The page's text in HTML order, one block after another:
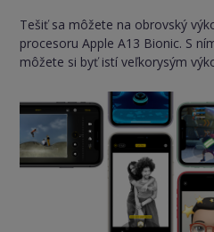
Tešiť sa môžete na obrovský
procesoru Apple A13 Bionic. S
môžete si byť istí veľkorysým